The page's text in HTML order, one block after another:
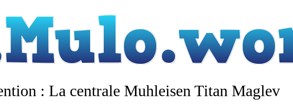
: La centrale Muhleisen Titan Maglev